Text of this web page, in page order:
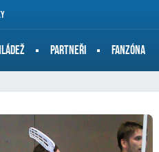
PARTNEŘI FANZÓNA